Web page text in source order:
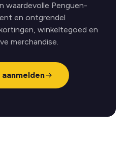
waardevolle Penguen-
en ontgrendel
winkeltegoed en
merchandise.